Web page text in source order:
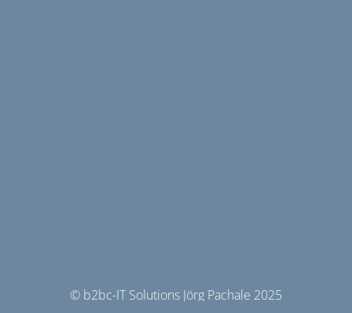
© b2bc-IT Solutions Jörg Pachale 2025